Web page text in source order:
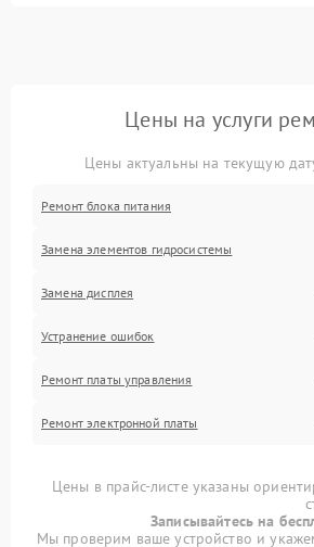
Цены на услуги
Цены актуальны на текущую
Ремонт блока питания
Замена элементов гидросистемы
Замена дисплея
Устранение ошибок
Ремонт платы управления
Ремонт электронной платы
Цены в прайс-листе указаны
Записывайтесь на
Мы проверим ваше устройство и